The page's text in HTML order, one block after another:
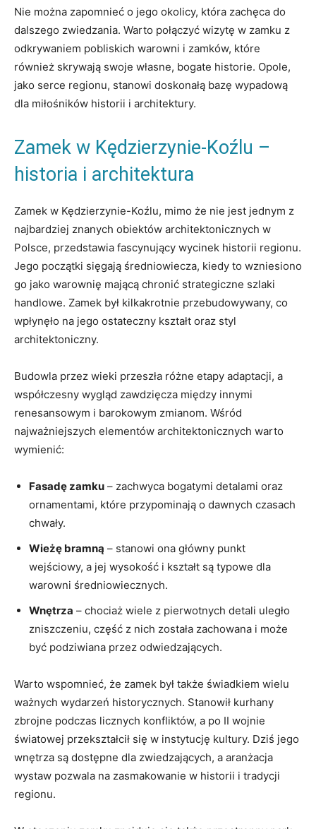
Nie można‍ zapomnieć o jego okolicy, która zachęca do
dalszego zwiedzania. Warto połączyć wizytę w⁣ zamku ‌z
odkrywaniem pobliskich warowni i ⁢zamków, które
również skrywają swoje własne, bogate‌ historie. ‌Opole,
jako ⁤serce ‍regionu, stanowi doskonałą bazę wypadową
dla ⁢miłośników historii i ⁢architektury.
Zamek‌ w Kędzierzynie-Koźlu ⁣–
historia i⁢ architektura
Zamek w Kędzierzynie-Koźlu, mimo że nie jest jednym⁤ z
najbardziej ⁣znanych obiektów architektonicznych w‌
Polsce, przedstawia fascynujący ⁣wycinek historii⁣ regionu.
‌Jego​ początki ⁣sięgają średniowiecza,​ kiedy to wzniesiono
⁢go jako warownię​ mającą chronić strategiczne​ szlaki
handlowe. Zamek był kilkakrotnie przebudowywany, ‌co
wpłynęło na jego ostateczny kształt oraz styl
architektoniczny.
Budowla przez wieki przeszła różne etapy​ adaptacji, a
współczesny wygląd zawdzięcza między ⁤innymi
renesansowym i barokowym zmianom. Wśród
najważniejszych elementów architektonicznych warto
wymienić:
Fasadę ‌zamku ⁣– zachwyca bogatymi detalami​ oraz
ornamentami,‍ które⁤ przypominają ‍o dawnych czasach
chwały.
Wieżę ‍bramną – stanowi ona ⁤główny⁤ punkt ​
wejściowy,‌ a jej‌ wysokość i ⁢kształt są typowe⁣ dla
warowni średniowiecznych.
Wnętrza – ‍chociaż wiele z⁢ pierwotnych‌ detali uległo
zniszczeniu, ⁢część z​ nich została ⁤zachowana i może
być podziwiana przez odwiedzających.
Warto wspomnieć, że zamek był także świadkiem wielu
ważnych ⁢wydarzeń ​historycznych. Stanowił ‌kurhany
zbrojne⁢ podczas licznych​ konfliktów, a po II wojnie
światowej ‍przekształcił się w instytucję kultury. Dziś​ jego‍
wnętrza ⁤są dostępne​ dla zwiedzających, a aranżacja
wystaw ‍pozwala na zasmakowanie ⁤w historii i tradycji
regionu.